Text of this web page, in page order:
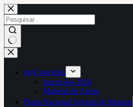
Pular
para
o
conteúdo
Sem
resultados
(re)Conexões
Inscrições 2026
Material de Apoio
Plano Nacional Setorial de Museus